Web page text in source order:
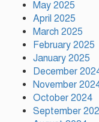
May 2025
April 2025
March 2025
February 2025
January 2025
December
November
October 2024
September